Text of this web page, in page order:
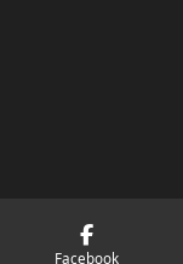
Facebook